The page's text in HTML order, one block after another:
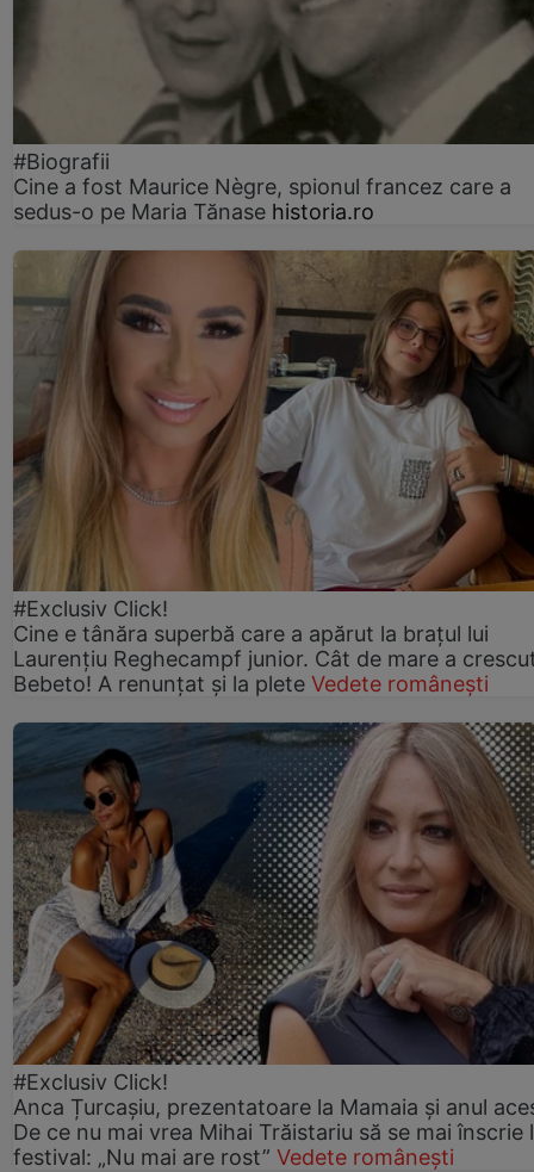
#Biografii
Cine a fost Maurice Nègre, spionul francez care a
sedus-o pe Maria Tănase historia.ro
#Exclusiv Click!
Cine e tânăra superbă care a apărut la brațul lui
Laurențiu Reghecampf junior. Cât de mare a
Bebeto! A renunțat și la plete Vedete românești
#Exclusiv Click!
Anca Țurcașiu, prezentatoare la Mamaia și anul
De ce nu mai vrea Mihai Trăistariu să se mai înscrie
festival: „Nu mai are rost” Vedete românești